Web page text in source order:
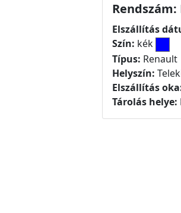
Rendszám:
Elszállítás
Szín: kék
Típus: Renault
Helyszín:
Elszállítás
Tárolás helye: